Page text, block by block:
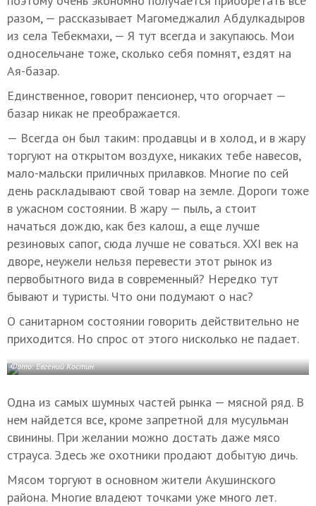
разом, — рассказывает Магомеджалил Абдулкадыров
из села Тебекмахи, — Я тут всегда и закупаюсь. Мои
односельчане тоже, сколько себя помнят, ездят на
Ая-базар.
Единственное, говорит пенсионер, что огорчает —
базар никак не преображается.
— Всегда он был таким: продавцы и в холод, и в жару
торгуют на открытом воздухе, никаких тебе навесов,
мало-мальски приличных прилавков. Многие по сей
день раскладывают свой товар на земле. Дороги тоже
в ужасном состоянии. В жару — пыль, а стоит
начаться дождю, как без калош, а еще лучше
резиновых сапог, сюда лучше не соваться. XXI век на
дворе, неужели нельзя перевести этот рынок из
первобытного вида в современный? Нередко тут
бывают и туристы. Что они подумают о нас?
О санитарном состоянии говорить действительно не
приходится. Но спрос от этого нисколько не падает.
Фото: Евгений Костин
Одна из самых шумных частей рынка — мясной ряд. В
нем найдется все, кроме запретной для мусульман
свинины. При желании можно достать даже мясо
страуса. Здесь же охотники продают добытую дичь.
Мясом торгуют в основном жители Акушинского
района. Многие владеют точками уже много лет.